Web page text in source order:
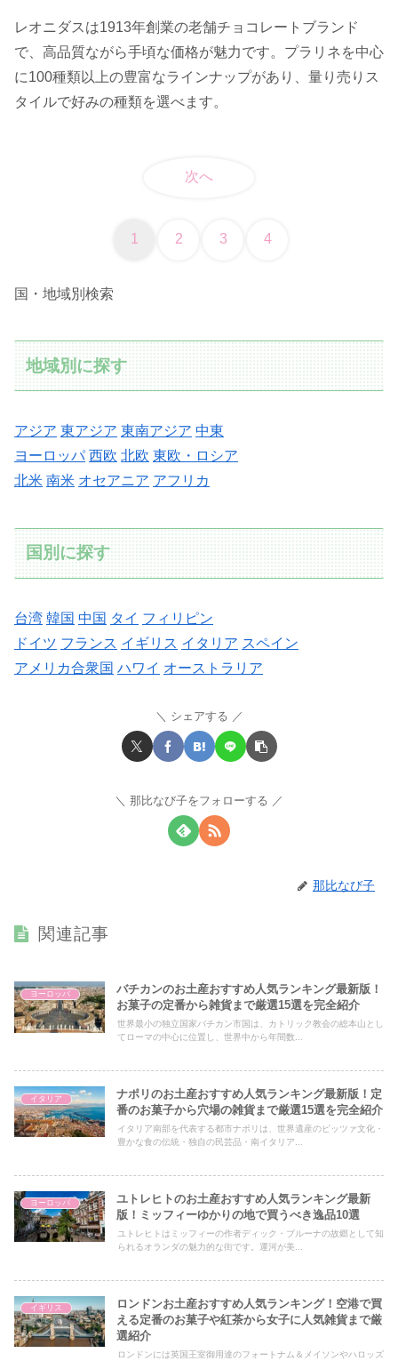
レオニダスは1913年創業の老舗チョコレートブランド
で、高品質ながら手頃な価格が魅力です。プラリネを中心
に100種類以上の豊富なラインナップがあり、量り売りス
タイルで好みの種類を選べます。
次へ
1 2 3 4
国・地域別検索
地域別に探す
アジア 東アジア 東南アジア 中東
ヨーロッパ 西欧 北欧 東欧・ロシア
北米 南米 オセアニア アフリカ
国別に探す
台湾 韓国 中国 タイ フィリピン
ドイツ フランス イギリス イタリア スペイン
アメリカ合衆国 ハワイ オーストラリア
シェアする
那比なび子をフォローする
那比なび子
関連記事
ヨーロッパ
バチカンのお土産おすすめ人気ランキング最新版！
お菓子の定番から雑貨まで厳選15選を完全紹介
世界最小の独立国家バチカン市国は、カトリック教会の総本山とし
てローマの中心に位置し、世界中から年間数...
イタリア
ナポリのお土産おすすめ人気ランキング最新版！定
番のお菓子から穴場の雑貨まで厳選15選を完全紹介
イタリア南部を代表する都市ナポリは、世界遺産のピッツァ文化・
豊かな食の伝統・独自の民芸品・南イタリア...
ヨーロッパ
ユトレヒトのお土産おすすめ人気ランキング最新
版！ミッフィーゆかりの地で買うべき逸品10選
ユトレヒトはミッフィーの作者ディック・ブルーナの故郷として知
られるオランダの魅力的な街です。運河が美...
イギリス
ロンドンお土産おすすめ人気ランキング！空港で買
える定番のお菓子や紅茶から女子に人気雑貨まで厳
選紹介
ロンドンには英国王室御用達のフォートナム＆メイソンやハロッズ